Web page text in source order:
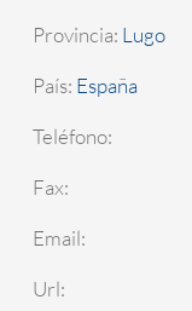
Provincia: Lugo
País: España
Teléfono:
Fax:
Email:
Url: